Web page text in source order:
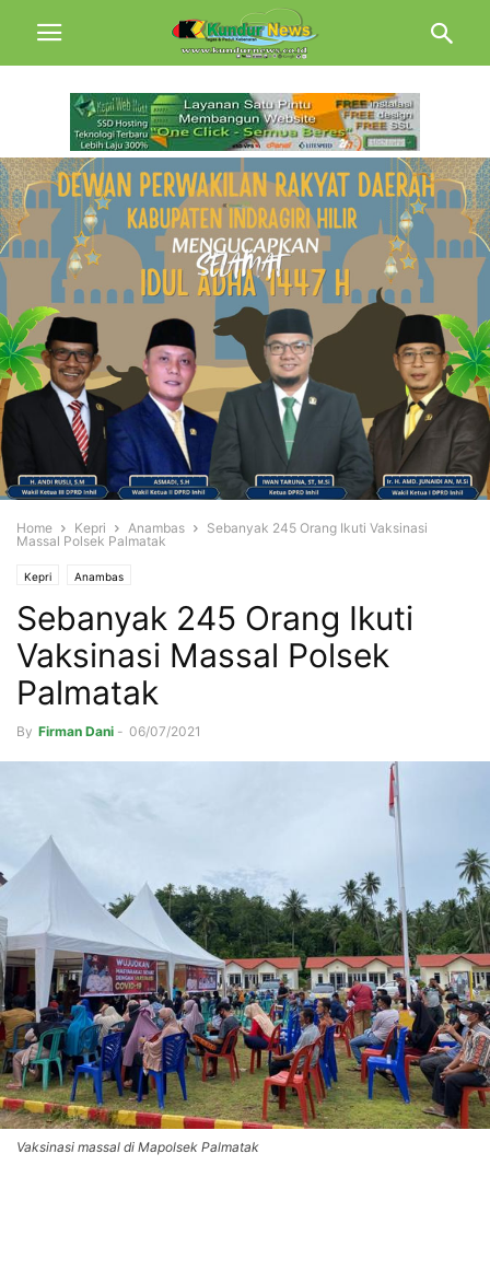
Home Kepri Anambas
Sebanyak 245 Orang Ikuti Vaksinasi
Massal Polsek Palmatak
Kepri Anambas
Sebanyak 245 Orang Ikuti
Vaksinasi Massal Polsek
Palmatak
By Firman Dani - 06/07/2021
Vaksinasi massal di Mapolsek Palmatak